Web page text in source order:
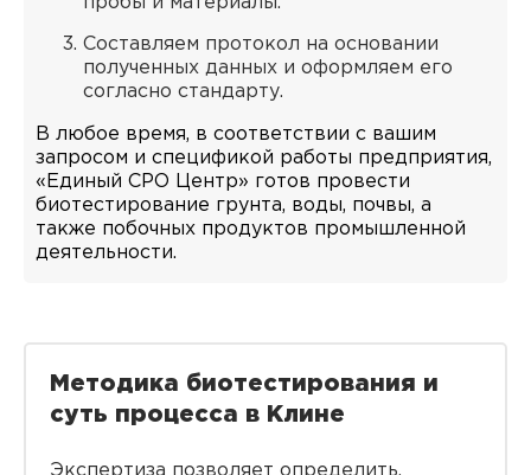
Составляем протокол на основании
полученных данных и оформляем его
согласно стандарту.
В любое время, в соответствии с вашим
запросом и спецификой работы предприятия,
«Единый СРО Центр» готов провести
биотестирование грунта, воды, почвы, а
также побочных продуктов промышленной
деятельности.
Методика биотестирования и
суть процесса в Клине
Экспертиза позволяет определить,